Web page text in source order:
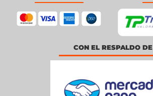
CON EL RESPALDO DE